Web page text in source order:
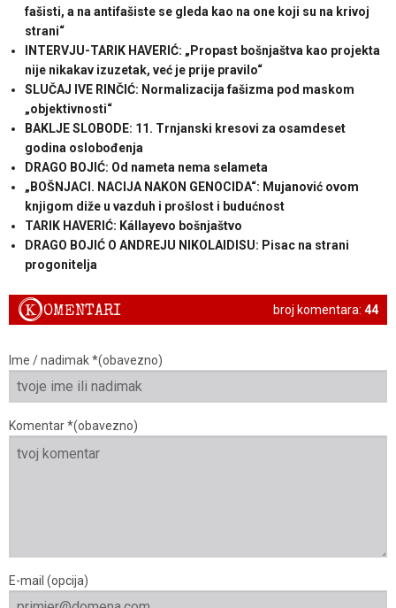
fašisti, a na antifašiste se gleda kao na one koji su na krivoj
strani“
INTERVJU-TARIK HAVERIĆ: „Propast bošnjaštva kao projekta
nije nikakav izuzetak, već je prije pravilo“
SLUČAJ IVE RINČIĆ: Normalizacija fašizma pod maskom
„objektivnosti“
BAKLJE SLOBODE: 11. Trnjanski kresovi za osamdeset
godina oslobođenja
DRAGO BOJIĆ: ​Od nameta nema selameta
„BOŠNJACI. NACIJA NAKON GENOCIDA“: Mujanović ovom
knjigom diže u vazduh i prošlost i budućnost
TARIK HAVERIĆ: Kállayevo bošnjaštvo
DRAGO BOJIĆ O ANDREJU NIKOLAIDISU: Pisac na strani
progonitelja
broj komentara: 44
KOMENTARI
Ime / nadimak *(obavezno)
Komentar *(obavezno)
E-mail (opcija)